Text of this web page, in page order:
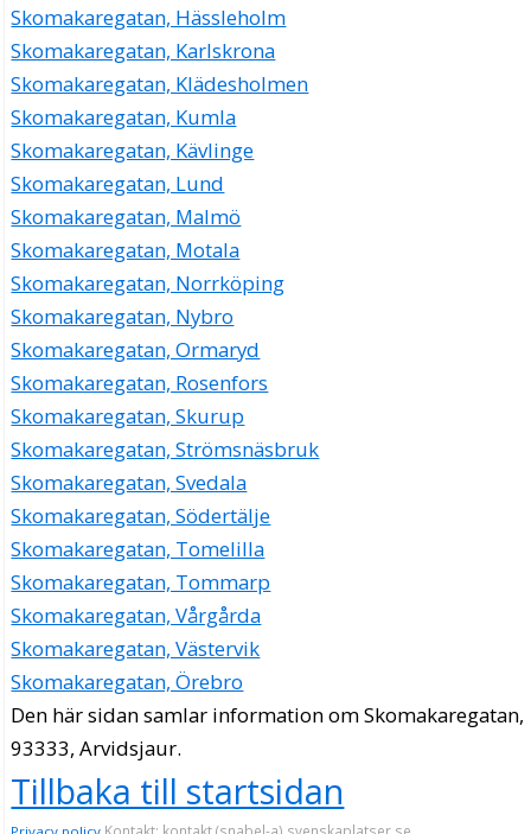
Skomakaregatan, Hässleholm
Skomakaregatan, Karlskrona
Skomakaregatan, Klädesholmen
Skomakaregatan, Kumla
Skomakaregatan, Kävlinge
Skomakaregatan, Lund
Skomakaregatan, Malmö
Skomakaregatan, Motala
Skomakaregatan, Norrköping
Skomakaregatan, Nybro
Skomakaregatan, Ormaryd
Skomakaregatan, Rosenfors
Skomakaregatan, Skurup
Skomakaregatan, Strömsnäsbruk
Skomakaregatan, Svedala
Skomakaregatan, Södertälje
Skomakaregatan, Tomelilla
Skomakaregatan, Tommarp
Skomakaregatan, Vårgårda
Skomakaregatan, Västervik
Skomakaregatan, Örebro
Den här sidan samlar information om Skomakaregatan,
93333, Arvidsjaur.
Tillbaka till startsidan